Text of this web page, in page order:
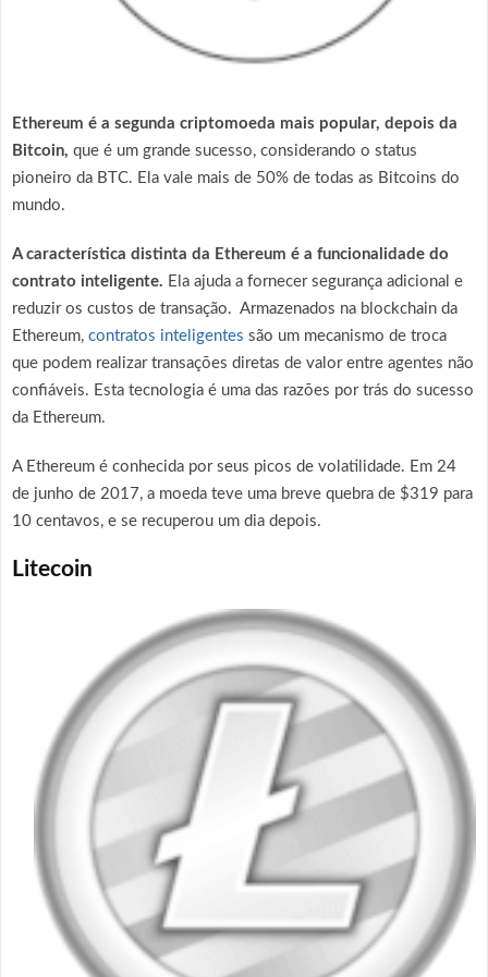
Ethereum é a segunda criptomoeda mais popular, depois da
Bitcoin, que é um grande sucesso, considerando o status
pioneiro da BTC. Ela vale mais de 50% de todas as Bitcoins do
mundo.
A característica distinta da Ethereum é a funcionalidade do
contrato inteligente. Ela ajuda a fornecer segurança adicional e
reduzir os custos de transação. Armazenados na blockchain da
Ethereum, contratos inteligentes são um mecanismo de troca
que podem realizar transações diretas de valor entre agentes não
confiáveis. Esta tecnologia é uma das razões por trás do sucesso
da Ethereum.
A Ethereum é conhecida por seus picos de volatilidade. Em 24
de junho de 2017, a moeda teve uma breve quebra de $319 para
10 centavos, e se recuperou um dia depois.
Litecoin